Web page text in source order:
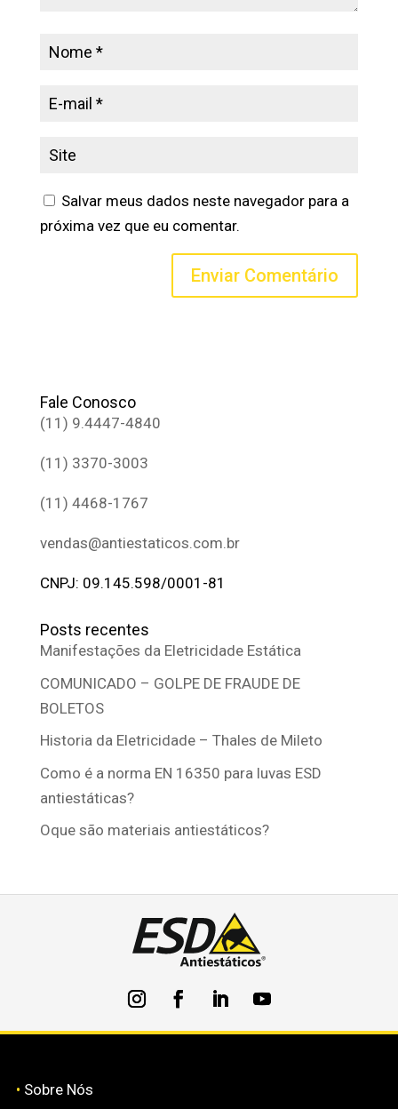
Salvar meus dados neste navegador para a
próxima vez que eu comentar.
Fale Conosco
(11) 9.4447-4840
(11) 3370-3003
(11) 4468-1767
vendas@antiestaticos.com.br
CNPJ: 09.145.598/0001-81
Posts recentes
Manifestações da Eletricidade Estática
COMUNICADO – GOLPE DE FRAUDE DE
BOLETOS
Historia da Eletricidade – Thales de Mileto
Como é a norma EN 16350 para luvas ESD
antiestáticas?
Oque são materiais antiestáticos?
• Sobre Nós